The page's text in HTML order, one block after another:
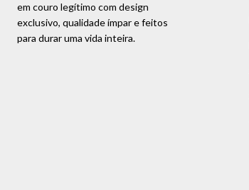
em couro legítimo com design
exclusivo, qualidade ímpar e feitos
para durar uma vida inteira.